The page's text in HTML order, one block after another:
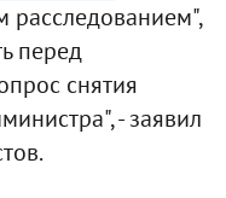
расследованием",
перед
снятия
- заявил